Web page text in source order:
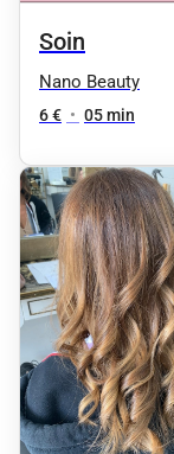
Soin
Nano Beauty
6 € • 05 min